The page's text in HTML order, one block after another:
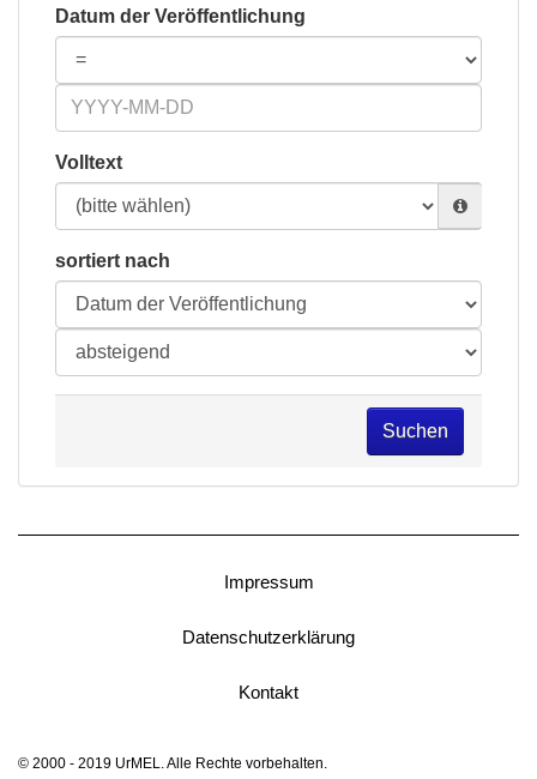
Datum der Veröffentlichung
Volltext
sortiert nach
Suchen
Impressum
Datenschutzerklärung
Kontakt
© 2000 - 2019 UrMEL. Alle Rechte vorbehalten.